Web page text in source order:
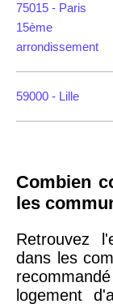
75015 - Paris
15ème
arrondissement
59000 - Lille
75018 -
arrondissement
75020 -Paris
Combien
les
Retrouvez
dans les
logement